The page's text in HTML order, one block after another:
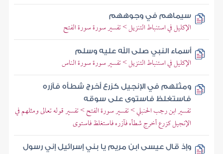
سيماهم في وجوههم
الإكليل في استنباط التنزيل > تفسير سورة سورة الفتح
أسماء النبي صلى الله عليه وسلم
الإكليل في استنباط التنزيل > تفسير سورة سورة الناس
ومثلهم في الإنجيل كزرع أخرج شطأه فآزره
فاستغلظ فاستوى على سوقه
تفسير ابن رجب الحنبلي > تفسير سورة الفتح > تفسير قوله تعالى ومثلهم في
الإنجيل كزرع أخرج شطأه فآزره فاستغلظ فاستوى
وإذ قال عيسى ابن مريم يا بني إسرائيل إني رسول